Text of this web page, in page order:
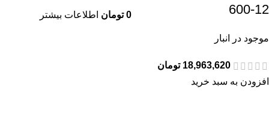
600-12
موجود در انبار
18,963,620 تومان
افزودن به سبد خرید
0 تومان اطلاعات بیشتر